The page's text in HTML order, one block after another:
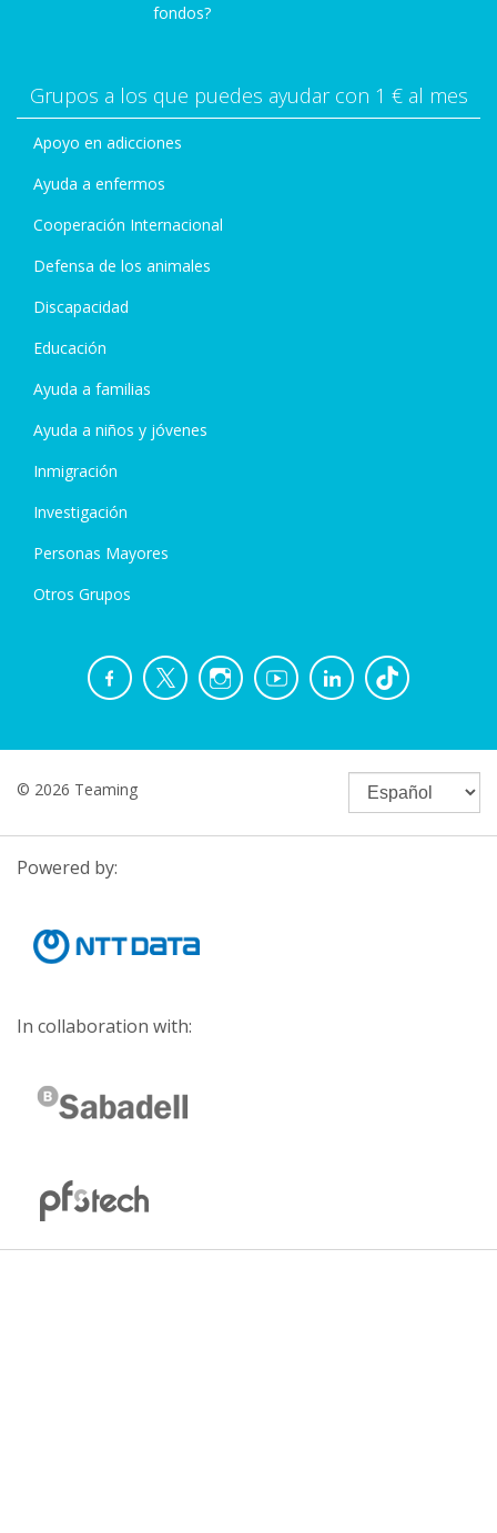
fondos?
Grupos a los que puedes ayudar con 1 € al mes
Apoyo en adicciones
Ayuda a enfermos
Cooperación Internacional
Defensa de los animales
Discapacidad
Educación
Ayuda a familias
Ayuda a niños y jóvenes
Inmigración
Investigación
Personas Mayores
Otros Grupos
© 2026 Teaming
Powered by:
In collaboration with: